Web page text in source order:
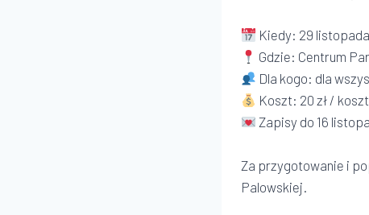
Kiedy: 29
Gdzie: Centrum
Dla kogo: dla
Koszt: 20 zł /
Zapisy do 16
Za przygotowanie i
Palowskiej.